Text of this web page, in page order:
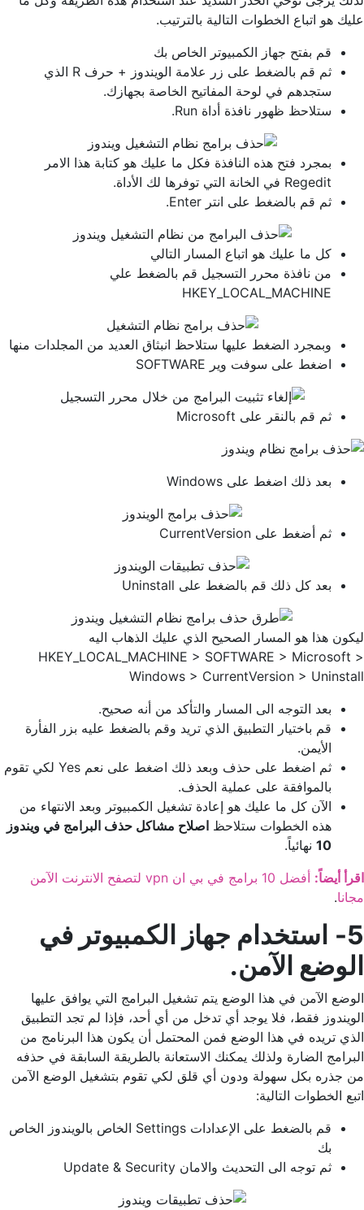
عليك هو اتباع الخطوات التالية بالترتيب.
قم بفتح جهاز الكمبيوتر الخاص بك
ثم قم بالضغط على زر علامة الويندوز + حرف R الذي
ستجدهم في لوحة المفاتيح الخاصة بجهازك.
ستلاحظ ظهور نافذة أداة Run.
بمجرد فتح هذه النافذة فكل ما عليك هو كتابة هذا الامر
Regedit في الخانة التي توفرها لك الأداة.
ثم قم بالضغط على انتر Enter.
كل ما عليك هو اتباع المسار التالي
من نافذة محرر التسجيل قم بالضغط علي
HKEY_LOCAL_MACHINE
وبمجرد الضغط عليها ستلاحظ انبثاق العديد من المجلدات منها
اضغط على سوفت وير SOFTWARE
ثم قم بالنقر على Microsoft
بعد ذلك اضغط على Windows
ثم أضغط على CurrentVersion
بعد كل ذلك قم بالضغط على Uninstall
ليكون هذا هو المسار الصحيح الذي عليك الذهاب اليه
HKEY_LOCAL_MACHINE > SOFTWARE > Microsoft >
Windows > CurrentVersion > Uninstall
بعد التوجه الى المسار والتأكد من أنه صحيح.
قم باختيار التطبيق الذي تريد وقم بالضغط عليه بزر الفأرة
الأيمن.
ثم اضغط على حذف وبعد ذلك اضغط على نعم Yes لكي تقوم
بالموافقة على عملية الحذف.
الآن كل ما عليك هو إعادة تشغيل الكمبيوتر وبعد الانتهاء من
هذه الخطوات ستلاحظ اصلاح مشاكل حذف البرامج في ويندوز
10 نهائياً.
اقرأ أيضاً:
أفضل 10 برامج في بي ان vpn لتصفح الانترنت الآمن
مجانا.
5-
استخدام جهاز الكمبيوتر في
الوضع الآمن.
الوضع الآمن في هذا الوضع يتم تشغيل البرامج التي يوافق عليها
الويندوز فقط، فلا يوجد أي تدخل من أي أحد، فإذا لم تجد التطبيق
الذي تريده في هذا الوضع فمن المحتمل أن يكون هذا البرنامج من
البرامج الضارة ولذلك يمكنك الاستعانة بالطريقة السابقة في حذفه
من جذره بكل سهولة ودون أي قلق لكي تقوم بتشغيل الوضع الآمن
اتبع الخطوات التالية:
قم بالضغط على الإعدادات Settings الخاص بالويندوز الخاص
بك
ثم توجه الى التحديث والامان Update & Security